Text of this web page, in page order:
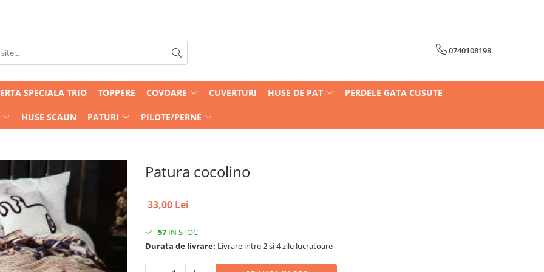
0740108198
SPECIALA TRIO TOPPERE COVOARE CUVERTURI HUSE DE PAT PERDELE GATA CUSUTE
HUSE SCAUN PATURI PILOTE/PERNE
Patura cocolino
33,00 Lei
57 IN STOC
Durata de livrare: Livrare intre 2 si 4 zile lucratoare